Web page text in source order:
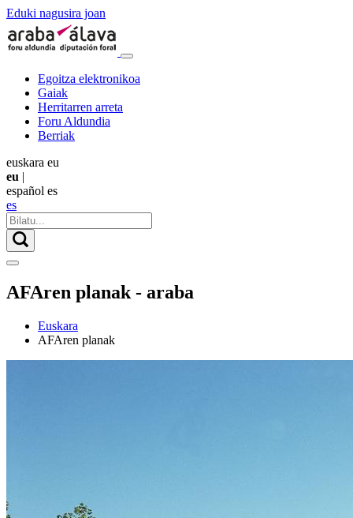
Eduki nagusira joan
Egoitza elektronikoa
Gaiak
Herritarren arreta
Foru Aldundia
Berriak
euskara eu
eu |
español es
es
AFAren planak - araba
Euskara
AFAren planak